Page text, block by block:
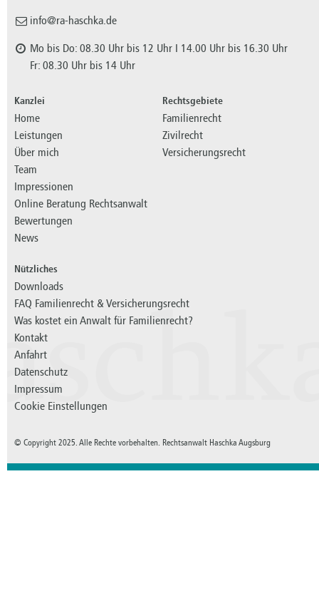
info@ra-haschka.de
Mo bis Do: 08.30 Uhr bis 12 Uhr I 14.00 Uhr bis 16.30 Uhr
Fr: 08.30 Uhr bis 14 Uhr
Kanzlei
Home
Leistungen
Über mich
Team
Impressionen
Online Beratung Rechtsanwalt
Bewertungen
News
Rechtsgebiete
Familienrecht
Zivilrecht
Versicherungsrecht
Nützliches
Downloads
FAQ Familienrecht & Versicherungsrecht
Was kostet ein Anwalt für Familienrecht?
Kontakt
Anfahrt
Datenschutz
Impressum
Cookie Einstellungen
© Copyright 2025. Alle Rechte vorbehalten. Rechtsanwalt Haschka Augsburg